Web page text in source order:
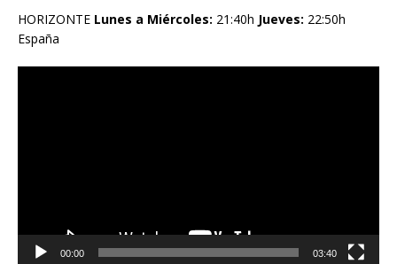
HORIZONTE Lunes a Miércoles: 21:40h Jueves: 22:50h
España
00:00 03:40